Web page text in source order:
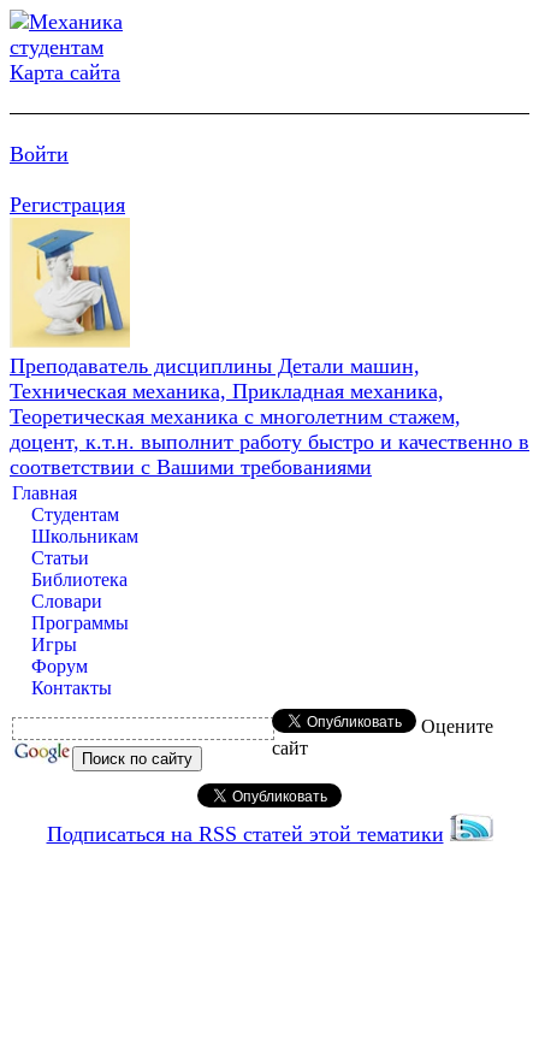
Карта сайта
Войти
Регистрация
Преподаватель дисциплины Детали машин,
Техническая механика, Прикладная механика,
Теоретическая механика с многолетним стажем,
доцент, к.т.н. выполнит работу быстро и качественно в
соответствии с Вашими требованиями
Главная
Студентам
Школьникам
Статьи
Библиотека
Словари
Программы
Игры
Форум
Контакты
Оцените
сайт
Подписаться на RSS статей этой тематики